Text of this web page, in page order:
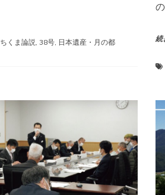
くま論説, 38号, 日本遺産・月の都 続